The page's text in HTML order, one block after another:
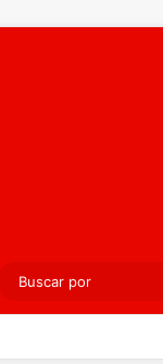
Switch skin
el bronce europeo